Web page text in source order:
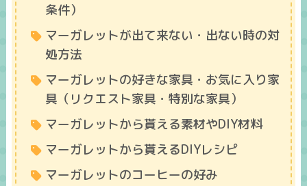
条件）
マーガレットが出て来ない・出ない時の対
処方法
マーガレットの好きな家具・お気に入り家
具（リクエスト家具・特別な家具）
マーガレットから貰える素材やDIY材料
マーガレットから貰えるDIYレシピ
マーガレットのコーヒーの好み